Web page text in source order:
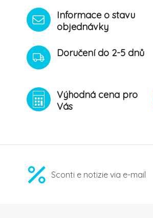
Informace o stavu
objednávky
Doručení do 2-5 dnů
Výhodná cena pro
Vás
Sconti e notizie via e-mail